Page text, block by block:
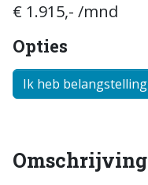
€ 1.915,- /mnd
Opties
Ik heb belangstelling
Omschrijving